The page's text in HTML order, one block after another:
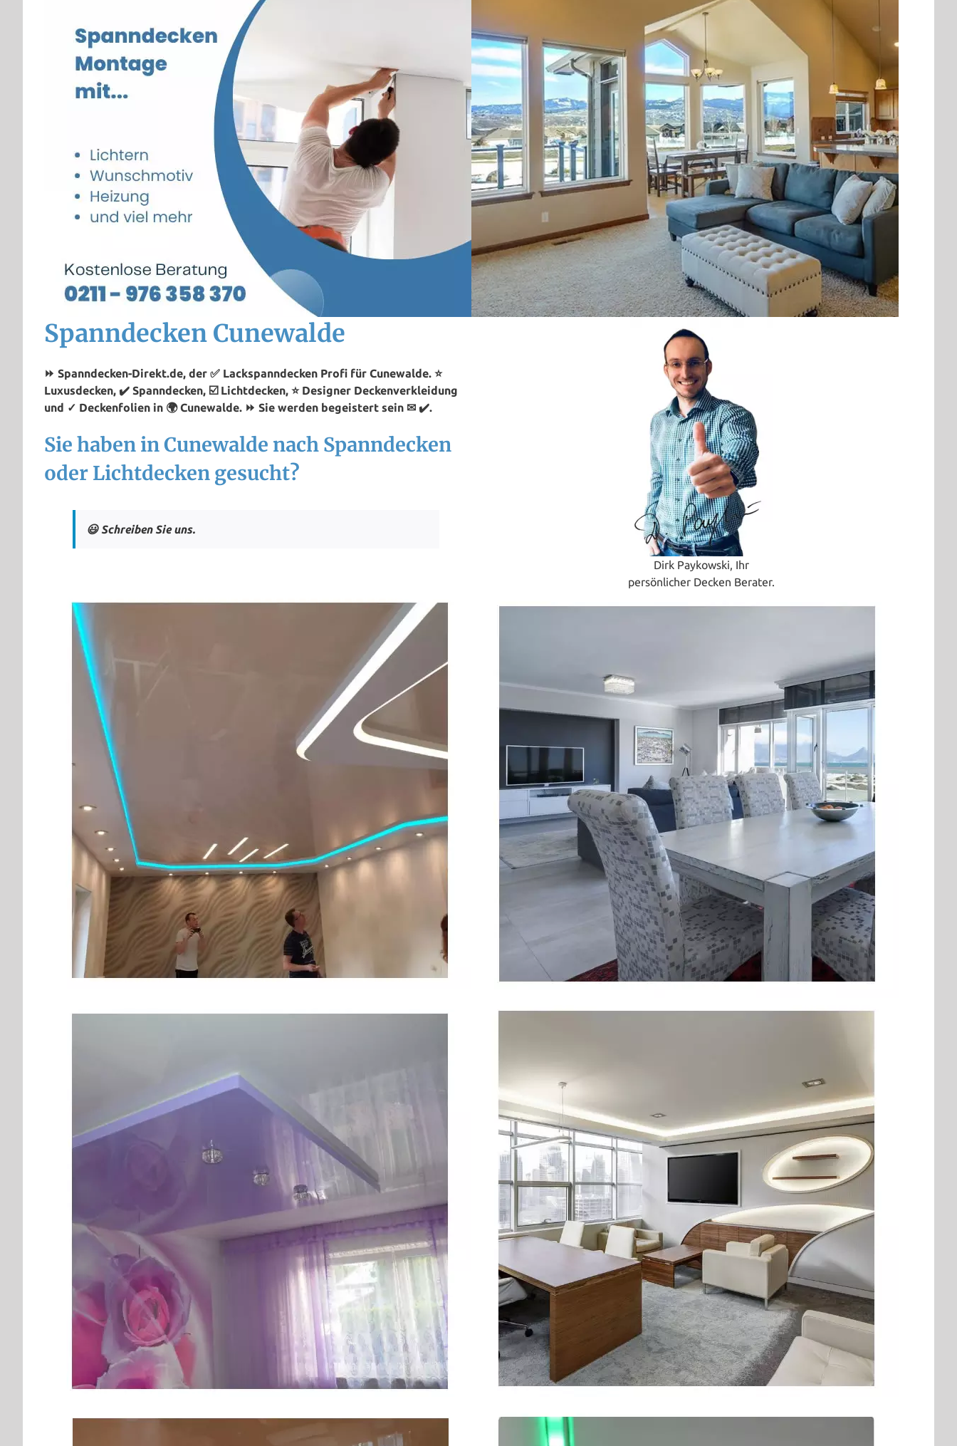
Spanndecken Cunewalde
⏩ Spanndecken-Direkt.de, der ✅ Lackspanndecken Profi für Cunewalde. ⭐
Luxusdecken, ✔️ Spanndecken, ☑️ Lichtdecken, ⭐ Designer Deckenverkleidung
und ✓ Deckenfolien in 🌍 Cunewalde. ⏩ Sie werden begeistert sein ✉ ✔️.
Sie haben in Cunewalde nach Spanndecken
oder Lichtdecken gesucht?
😃 Schreiben Sie uns.
Dirk Paykowski, Ihr
persönlicher Decken Berater.